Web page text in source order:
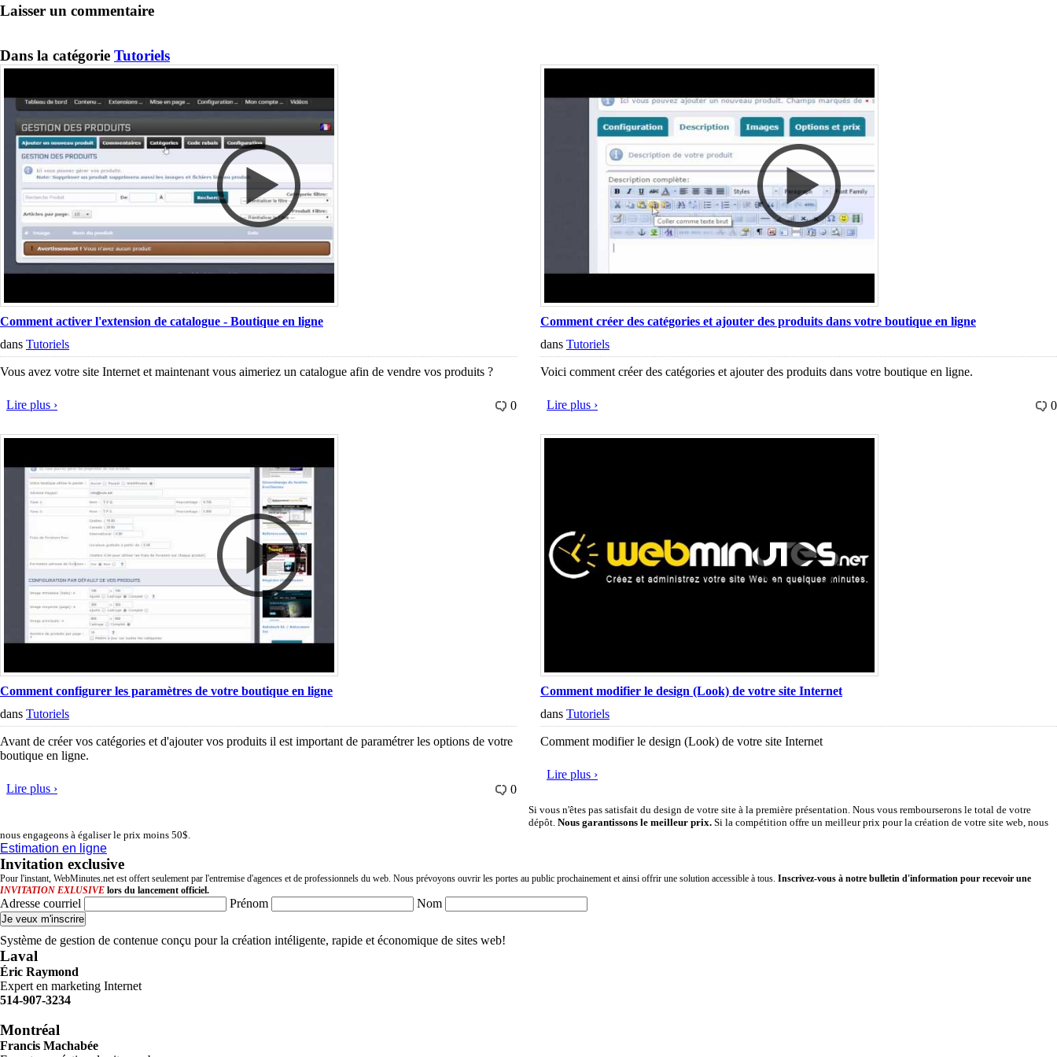
Laisser un commentaire
Dans la catégorie Tutoriels
Comment activer l'extension de catalogue - Boutique en ligne
dans Tutoriels
Vous avez votre site Internet et maintenant vous aimeriez un catalogue afin de vendre vos produits ?
0
Lire plus ›
Comment créer des catégories et ajouter des produits dans votre boutique en ligne
dans Tutoriels
Voici comment créer des catégories et ajouter des produits dans votre boutique en ligne.
0
Lire plus ›
Comment configurer les paramètres de votre boutique en ligne
dans Tutoriels
Avant de créer vos catégories et d'ajouter vos produits il est important de paramétrer les options de votre
boutique en ligne.
0
Lire plus ›
Comment modifier le design (Look) de votre site Internet
dans Tutoriels
Comment modifier le design (Look) de votre site Internet
Lire plus ›
Si vous n'êtes pas satisfait du design de votre site à la première présentation. Nous vous rembourserons le total de votre
dépôt. Nous garantissons le meilleur prix. Si la compétition offre un meilleur prix pour la création de votre site web, nous
nous engageons à égaliser le prix moins 50$.
Estimation en ligne
Invitation exclusive
Pour l'instant, WebMinutes.net est offert seulement par l'entremise d'agences et de professionnels du web. Nous prévoyons ouvrir les portes au public prochainement et ainsi offrir une solution accessible à tous. Inscrivez-vous à notre bulletin d'information pour recevoir une
INVITATION EXLUSIVE lors du lancement officiel.
Adresse courriel Prénom Nom
Système de gestion de contenue conçu pour la création intéligente, rapide et économique de sites web!
Laval
Éric Raymond
Expert en marketing Internet
514-907-3234
Montréal
Francis Machabée